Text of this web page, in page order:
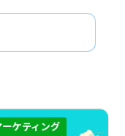
ケティング